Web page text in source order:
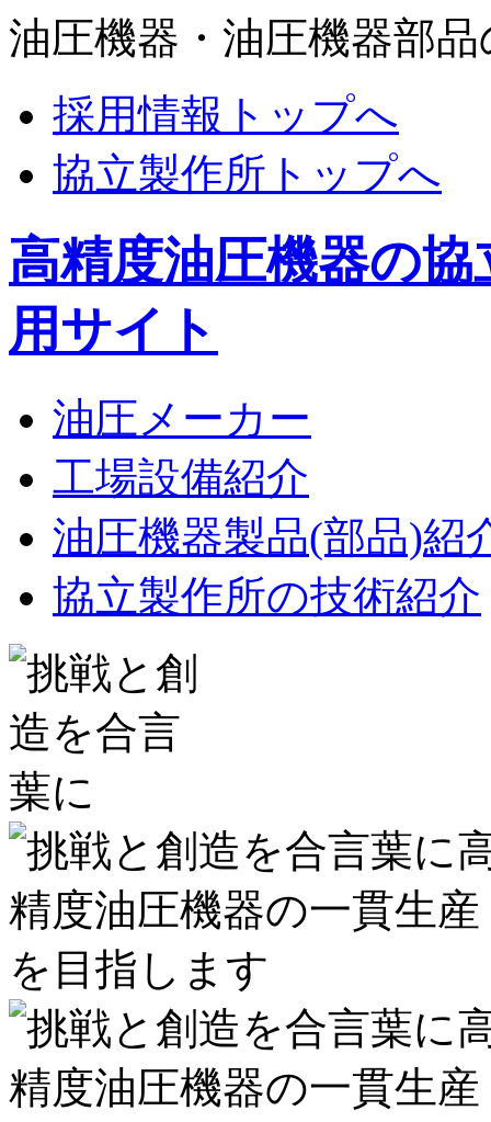
油圧機器・油圧機器部
採用情報トップへ
協立製作所トップへ
高精度油圧機器の
用サイト
油圧メーカー
工場設備紹介
油圧機器製品(部品)紹
協立製作所の技術紹介